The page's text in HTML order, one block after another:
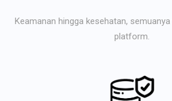
Keamanan hingga kesehatan,
platform.